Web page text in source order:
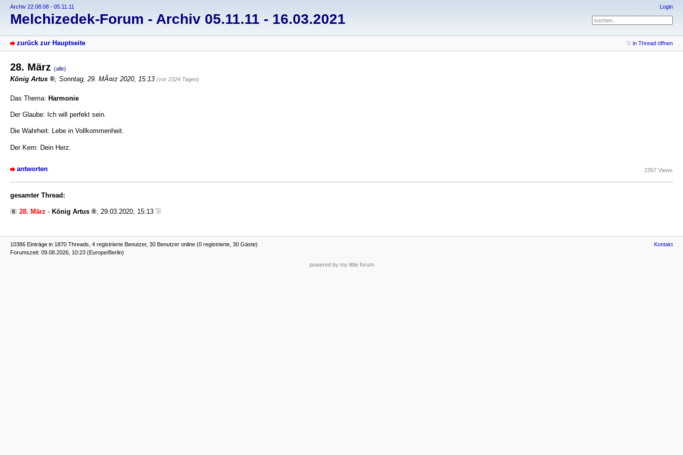
Archiv 22.08.08 - 05.11.11
Melchizedek-Forum - Archiv 05.11.11 - 16.03.2021
Login
zurück zur Hauptseite in Thread öffnen
28. März (alle)
König Artus , Sonntag, 29. MÃ¤rz 2020, 15:13 (vor 2324 Tagen)
Das Thema: Harmonie
Der Glaube: Ich will perfekt sein.
Die Wahrheit: Lebe in Vollkommenheit.
Der Kern: Dein Herz.
antworten 2357 Views
gesamter Thread:
28. März - König Artus 29.03.2020, 15:13
10386 Einträge in 1870 Threads, 4 registrierte Benutzer, 30 Benutzer online (0 registrierte, 30 Gäste)
Forumszeit: 09.08.2026, 10:23 (Europe/Berlin)
Kontakt
powered by my little forum